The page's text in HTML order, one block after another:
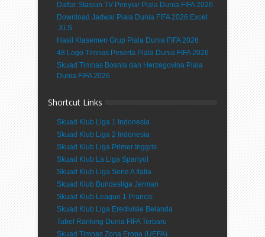
Daftar Stasiun TV Penyiar Piala Dunia FIFA 2026
Download Jadwal Piala Dunia FIFA 2026 Excel
.XLS
Hasil Klasemen Grup Piala Dunia FIFA 2026
48 Logo Timnas Peserta Piala Dunia FIFA 2026
Skuad Timnas Bosnia dan Herzegovina Piala
Dunia FIFA 2026
Shortcut Links
Skuad Klub Liga 1 Indonesia
Skuad Klub Liga 2 Indonesia
Skuad Klub Liga Primer Inggris
Skuad Klub La Liga Spanyol
Skuad Klub Liga Serie A Italia
Skuad Klub Bundesliga Jerman
Skuad Klub League 1 Prancis
Skuad Klub Liga Eredivisie Belanda
Tabel Ranking Dunia FIFA Terbaru
Skuad Timnas Zona Eropa (UEFA)